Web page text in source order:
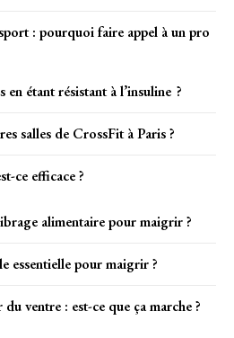
: pourquoi faire appel à un pro
étant résistant à l’insuline ?
salles de CrossFit à Paris ?
ce efficace ?
alimentaire pour maigrir ?
essentielle pour maigrir ?
ventre : est-ce que ça marche ?